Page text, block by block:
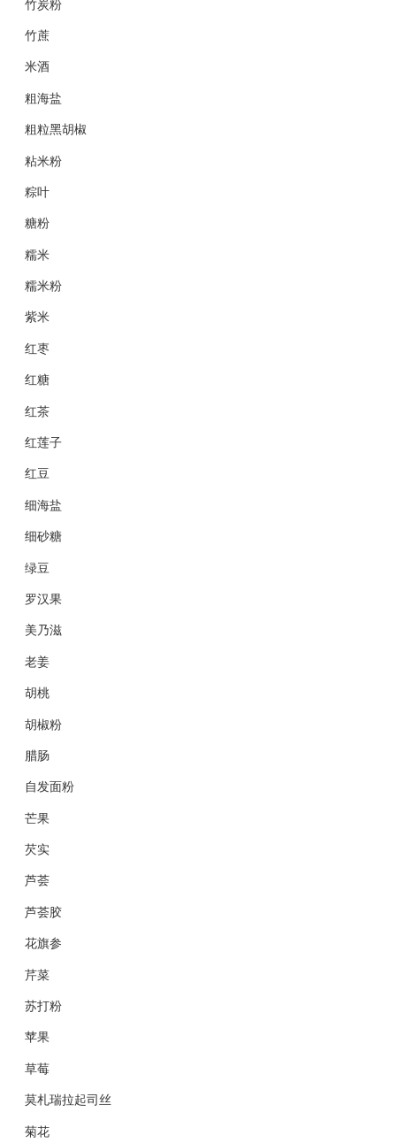
竹炭粉
竹蔗
米酒
粗海盐
粗粒黑胡椒
粘米粉
粽叶
糖粉
糯米
糯米粉
紫米
红枣
红糖
红茶
红莲子
红豆
细海盐
细砂糖
绿豆
罗汉果
美乃滋
老姜
胡桃
胡椒粉
腊肠
自发面粉
芒果
芡实
芦荟
芦荟胶
花旗参
芹菜
苏打粉
苹果
草莓
莫札瑞拉起司丝
菊花